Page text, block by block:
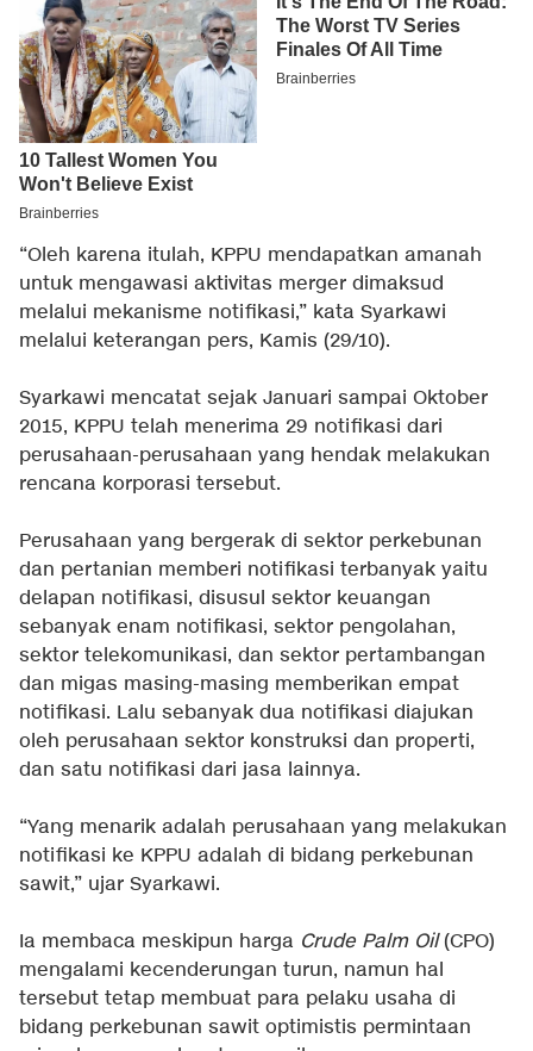
“Oleh karena itulah, KPPU mendapatkan amanah
untuk mengawasi aktivitas merger dimaksud
melalui mekanisme notifikasi,” kata Syarkawi
melalui keterangan pers, Kamis (29/10).
Syarkawi mencatat sejak Januari sampai Oktober
2015, KPPU telah menerima 29 notifikasi dari
perusahaan-perusahaan yang hendak melakukan
rencana korporasi tersebut.
Perusahaan yang bergerak di sektor perkebunan
dan pertanian memberi notifikasi terbanyak yaitu
delapan notifikasi, disusul sektor keuangan
sebanyak enam notifikasi, sektor pengolahan,
sektor telekomunikasi, dan sektor pertambangan
dan migas masing-masing memberikan empat
notifikasi. Lalu sebanyak dua notifikasi diajukan
oleh perusahaan sektor konstruksi dan properti,
dan satu notifikasi dari jasa lainnya.
“Yang menarik adalah perusahaan yang melakukan
notifikasi ke KPPU adalah di bidang perkebunan
sawit,” ujar Syarkawi.
Ia membaca meskipun harga Crude Palm Oil(CPO)
mengalami kecenderungan turun, namun hal
tersebut tetap membuat para pelaku usaha di
bidang perkebunan sawit optimistis permintaan